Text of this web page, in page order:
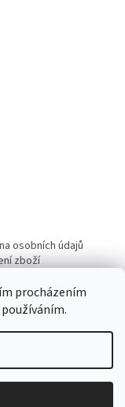
procházením
osobních údajů
zboží
vyhrazena.Upravit